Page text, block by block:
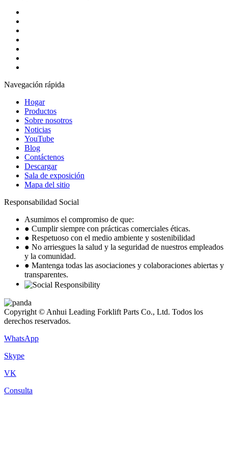
Navegación rápida
Hogar
Productos
Sobre nosotros
Noticias
YouTube
Blog
Contáctenos
Descargar
Sala de exposición
Mapa del sitio
Responsabilidad Social
Asumimos el compromiso de que:
● Cumplir siempre con prácticas comerciales éticas.
● Respetuoso con el medio ambiente y sostenibilidad
● No arriesgues la salud y la seguridad de nuestros empleados
y la comunidad.
● Mantenga todas las asociaciones y colaboraciones abiertas y
transparentes.
Copyright © Anhui Leading Forklift Parts Co., Ltd. Todos los
derechos reservados.
WhatsApp
Skype
VK
Consulta